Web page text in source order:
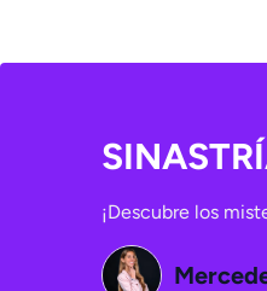
¡Descubre los